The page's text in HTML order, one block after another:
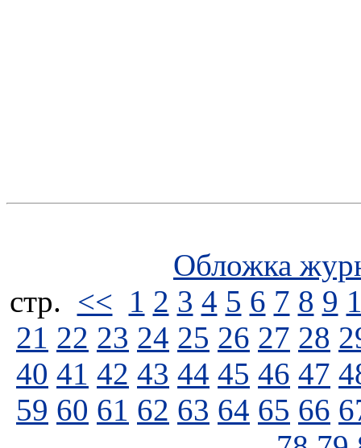
Обложка
стp. << 1 2 3 4 5 6 7 8 9
21 22 23 24 25 26 27 28
40 41 42 43 44 45 46 47
59 60 61 62 63 64 65 66